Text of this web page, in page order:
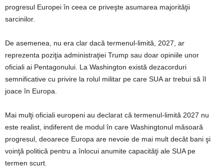
progresul Europei în ceea ce priveşte asumarea majorităţii
sarcinilor.
De asemenea, nu era clar dacă termenul-limită, 2027, ar
reprezenta poziţia administraţiei Trump sau doar opiniile unor
oficiali ai Pentagonului. La Washington există dezacorduri
semnificative cu privire la rolul militar pe care SUA ar trebui să îl
joace în Europa.
Mai mulţi oficiali europeni au declarat că termenul-limită 2027 nu
este realist, indiferent de modul în care Washingtonul măsoară
progresul, deoarece Europa are nevoie de mai mult decât bani şi
voinţă politică pentru a înlocui anumite capacităţi ale SUA pe
termen scurt.